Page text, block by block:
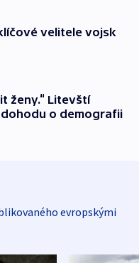
velitele vojsk
ženy.“ Litevští
o demografii
evropskými